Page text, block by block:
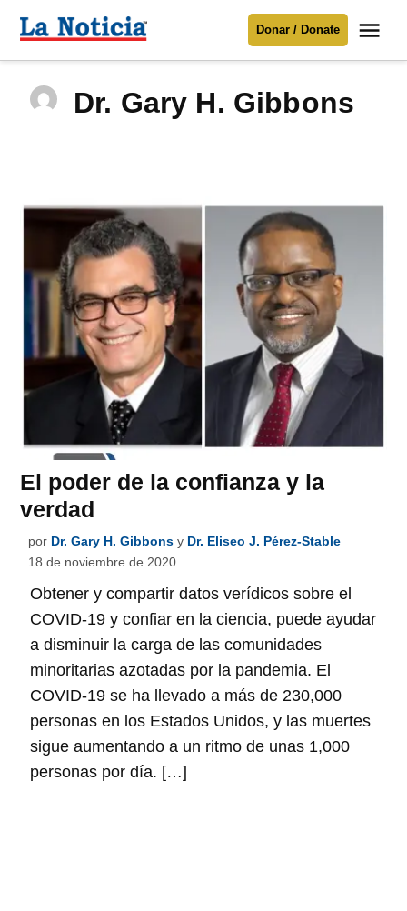
Para mantenerte informado necesitamostu apoyo
contenido
Noticia
Donar / Donate
Dr. Gary H. Gibbons
El poder de la confianza y la
verdad
por Dr. Gary H. Gibbons y Dr. Eliseo J. Pérez-Stable
18 de noviembre de 2020
Obtener y compartir datos verídicos sobre el
COVID-19 y confiar en la ciencia, puede ayudar
a disminuir la carga de las comunidades
minoritarias azotadas por la pandemia. El
COVID-19 se ha llevado a más de 230,000
personas en los Estados Unidos, y las muertes
sigue aumentando a un ritmo de unas 1,000
personas por día. […]